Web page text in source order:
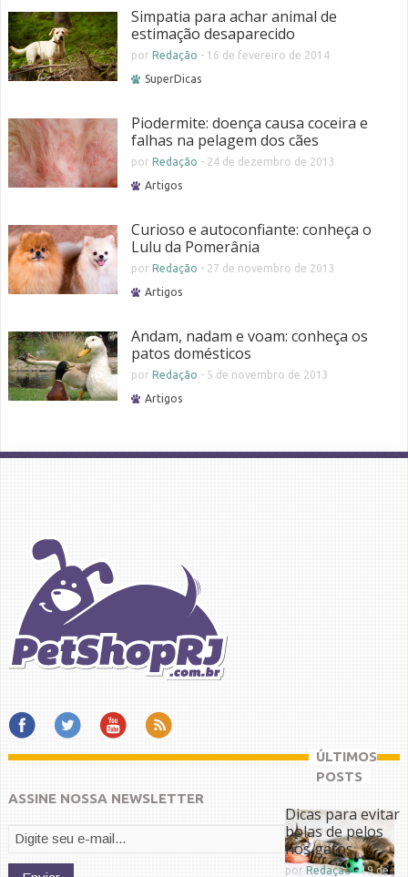
Simpatia para achar animal de
estimação desaparecido
por Redação - 16 de fevereiro de 2014
SuperDicas
Piodermite: doença causa coceira e
falhas na pelagem dos cães
por Redação - 24 de dezembro de 2013
Artigos
Curioso e autoconfiante: conheça o
Lulu da Pomerânia
por Redação - 27 de novembro de 2013
Artigos
Andam, nadam e voam: conheça os
patos domésticos
por Redação - 5 de novembro de 2013
Artigos
ASSINE NOSSA NEWSLETTER
ÚLTIMOS
POSTS
Dicas para evitar
bolas de pelos
nos gatos
por Redação-19 de